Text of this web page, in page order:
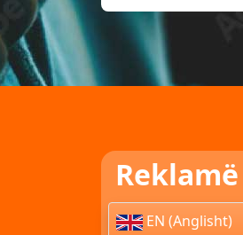
Reklamë
EN (Anglisht)